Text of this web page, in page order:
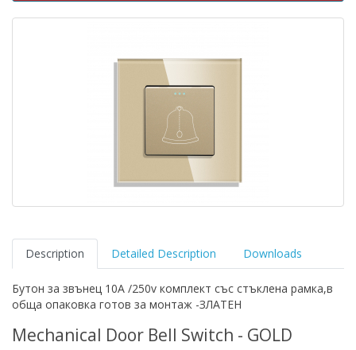
Description Detailed Description Downloads
Бутон за звънец 10A /250v комплект със стъклена рамка,в
обща опаковка готов за монтаж -ЗЛАТЕН
Mechanical Door Bell Switch - GOLD